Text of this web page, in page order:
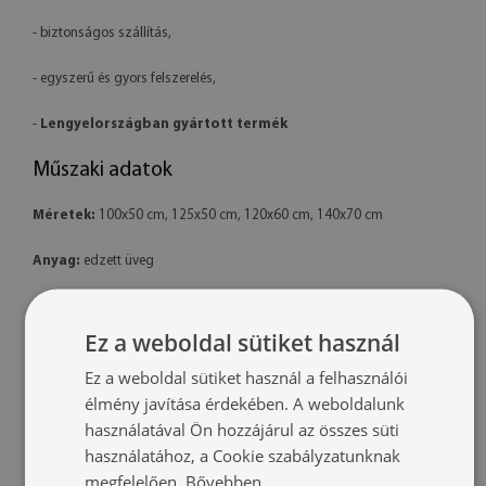
- biztonságos szállítás,
- egyszerű és gyors felszerelés,
- Lengyelországban gyártott termék
Műszaki adatok
Méretek: 100x50 cm, 125x50 cm, 120x60 cm, 140x70 cm
Anyag: edzett üveg
téglalap alakú
Felszerelés: a termék készen áll a felszerelésre. A csomag tartalmaz
professzionális polimer ragasztót is.
További információk:
Ez a weboldal sütiket használ
Ez a weboldal sütiket használ a felhasználói
élmény javítása érdekében. A weboldalunk
használatával Ön hozzájárul az összes süti
használatához, a Cookie szabályzatunknak
megfelelően. Bővebben